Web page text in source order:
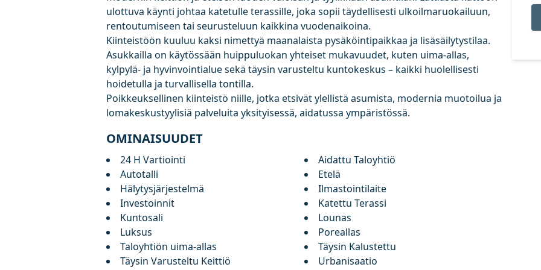
ulottuva käynti johtaa katetulle terassille, joka sopii täydellisesti ulkoilmaruokailuun,
rentoutumiseen tai seurusteluun kaikkina vuodenaikoina.
Kiinteistöön kuuluu kaksi nimettyä maanalaista pysäköintipaikkaa ja lisäsäilytystilaa.
Asukkailla on käytössään huippuluokan yhteiset mukavuudet, kuten uima-allas,
kylpylä- ja hyvinvointialue sekä täysin varusteltu kuntokeskus – kaikki huolellisesti
hoidetulla ja turvallisella tontilla.
Poikkeuksellinen kiinteistö niille, jotka etsivät ylellistä asumista, modernia muotoilua ja
lomakeskustyylisiä palveluita yksityisessä, aidatussa ympäristössä.
OMINAISUUDET
24 H Vartiointi
Aidattu Taloyhtiö
Autotalli
Etelä
Hälytysjärjestelmä
Ilmastointilaite
Investoinnit
Katettu Terassi
Kuntosali
Lounas
Luksus
Poreallas
Taloyhtiön uima-allas
Täysin Kalustettu
Täysin Varusteltu Keittiö
Urbanisaatio